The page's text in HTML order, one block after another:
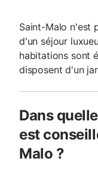
Saint-Malo n'est
d'un séjour
habitations sont
disposent d'un
Dans
est
Malo ?